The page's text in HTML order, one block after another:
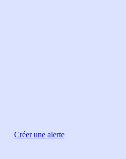
Créer une alerte